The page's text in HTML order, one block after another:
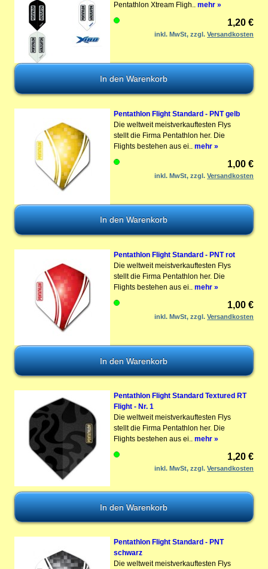
Pentathlon Xtream Fligh.. mehr »
1,20 €
inkl. MwSt, zzgl.Versandkosten
Pentathlon Flight Standard - PNT gelb
Die weltweit meistverkauftesten Flys
stellt die Firma Pentathlon her. Die
Flights bestehen aus ei.. mehr »
1,00 €
inkl. MwSt, zzgl.Versandkosten
Pentathlon Flight Standard - PNT rot
Die weltweit meistverkauftesten Flys
stellt die Firma Pentathlon her. Die
Flights bestehen aus ei.. mehr »
1,00 €
inkl. MwSt, zzgl.Versandkosten
Pentathlon Flight Standard Textured RT
Flight - Nr. 1
Die weltweit meistverkauftesten Flys
stellt die Firma Pentathlon her. Die
Flights bestehen aus ei.. mehr »
1,20 €
inkl. MwSt, zzgl.Versandkosten
Pentathlon Flight Standard - PNT
schwarz
Die weltweit meistverkauftesten Flys